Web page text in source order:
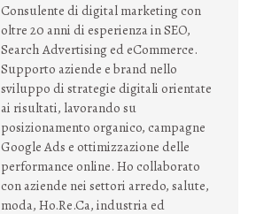
Consulente di digital marketing con
oltre 20 anni di esperienza in SEO,
Search Advertising ed eCommerce.
Supporto aziende e brand nello
sviluppo di strategie digitali orientate
ai risultati, lavorando su
posizionamento organico, campagne
Google Ads e ottimizzazione delle
performance online. Ho collaborato
con aziende nei settori arredo, salute,
moda, Ho.Re.Ca, industria ed